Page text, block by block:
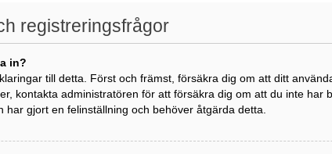
registreringsfrågor
in?
till detta. Först och främst, försäkra dig om att ditt
kontakta administratören för att försäkra dig om att du inte har
har gjort en felinställning och behöver åtgärda detta.